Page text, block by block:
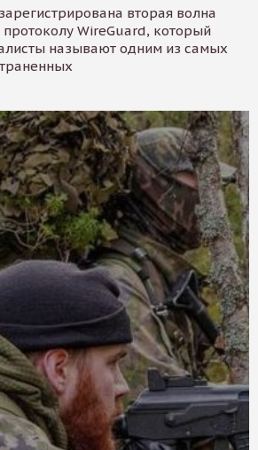
вторая волна
WireGuard, который
называют одним из самых